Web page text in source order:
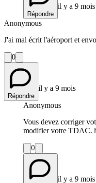
Répondre
il y a 9 mois
Anonymous
J'ai mal écrit l'aéroport et
0
Répondre
il y a 9 mois
Anonymous
Vous devez corriger
modifier votre TDAC.
0
il y a 9 mois